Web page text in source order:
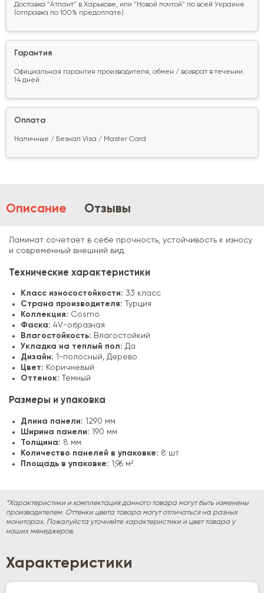
Доставка "Атлант" в Харькове, или "Новой почтой" по всей Украине
(отправка по 100% предоплате).
Гарантия
Официальная гарантия производителя, обмен / возврат в течении
14 дней.
Оплата
Наличные / Безнал Visa / Master Card
Описание Отзывы
Ламинат сочетает в себе прочность, устойчивость к износу
и современный внешний вид.
Технические характеристики
Класс износостойкости: 33 класс
Страна производителя: Турция
Коллекция: Cosmo
Фаска: 4V-образная
Влагостойкость: Влагостойкий
Укладка на теплый пол: Да
Дизайн: 1-полосный, Дерево
Цвет: Коричневый
Оттенок: Темный
Размеры и упаковка
Длина панели: 1290 мм
Ширина панели: 190 мм
Толщина: 8 мм
Количество панелей в упаковке: 8 шт
Площадь в упаковке: 1,96 м²
*Характеристики и комплектация данного товара могут быть изменены
производителем. Оттенки цвета товара могут отличаться на разных
мониторах. Пожалуйста уточняйте характеристики и цвет товара у
наших менеджеров.
Характеристики